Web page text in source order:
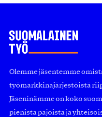
Olemme jäsentemme
työmarkkinajärjestöistä
Jäseninämme on koko
pienistä pajoista ja